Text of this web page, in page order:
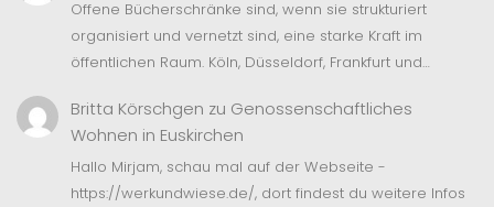
Offene Bücherschränke sind, wenn sie strukturiert
organisiert und vernetzt sind, eine starke Kraft im
öffentlichen Raum. Köln, Düsseldorf, Frankfurt und…
Britta Körschgen zu Genossenschaftliches
Wohnen in Euskirchen
Hallo Mirjam, schau mal auf der Webseite -
https://werkundwiese.de/, dort findest du weitere Infos